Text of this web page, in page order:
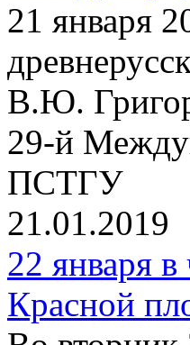
21 января
В.Ю.
29-й
ПСТГУ
21.01.2019
22 января
Красной